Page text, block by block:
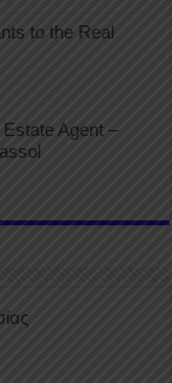
to the Real
Agent –